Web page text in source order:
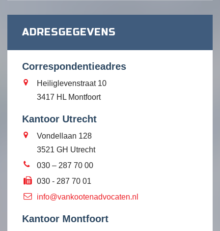
ADRESGEGEVENS
Correspondentieadres
Heiliglevenstraat 10
3417 HL Montfoort
Kantoor Utrecht
Vondellaan 128
3521 GH Utrecht
030 – 287 70 00
030 - 287 70 01
info@vankootenadvocaten.nl
Kantoor Montfoort